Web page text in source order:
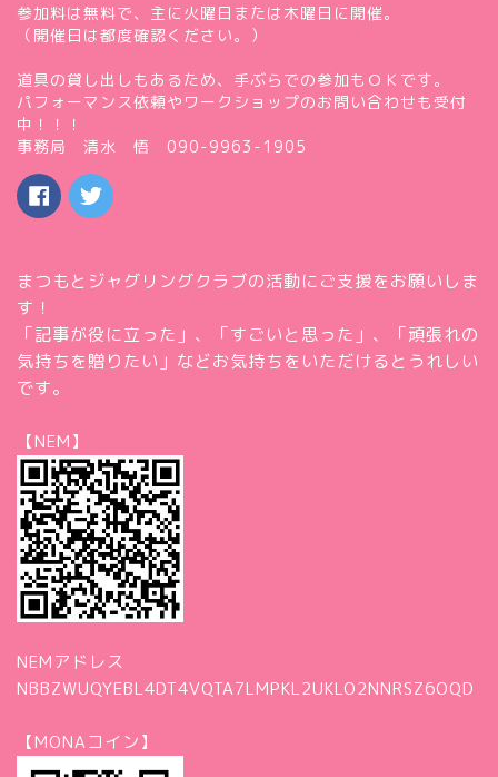
参加料は無料で、主に火曜日または木曜日に開催。
（開催日は都度確認ください。）
道具の貸し出しもあるため、手ぶらでの参加もＯＫです。
パフォーマンス依頼やワークショップのお問い合わせも受付
中！！！
事務局 清水 悟 090-9963-1905
まつもとジャグリングクラブの活動にご支援をお願いしま
す！
「記事が役に立った」、「すごいと思った」、「頑張れの
気持ちを贈りたい」などお気持ちをいただけるとうれしい
です。
【NEM】
NEMアドレス
NBBZWUQYEBL4DT4VQTA7LMPKL2UKLO2NNRSZ6OQD
【MONAコイン】